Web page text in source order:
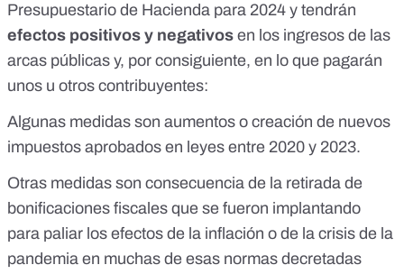
Presupuestario de Hacienda para 2024 y tendrán
efectos positivos y negativos en los ingresos de las
arcas públicas y, por consiguiente, en lo que pagarán
unos u otros contribuyentes:
Algunas medidas son aumentos o creación de nuevos
impuestos aprobados en leyes entre 2020 y 2023.
Otras medidas son consecuencia de la retirada de
bonificaciones fiscales que se fueron implantando
para paliar los efectos de la inflación o de la crisis de la
pandemia en muchas de esas normas decretadas